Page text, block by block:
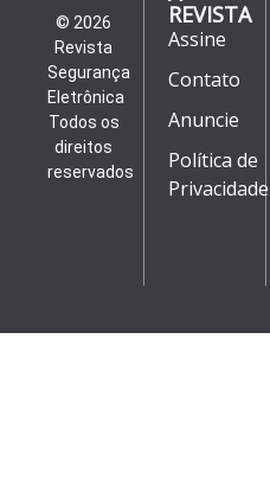
© 2026
Revista
Segurança
Eletrônica
Todos os
direitos
reservados
REVISTA
Assine
Contato
Anuncie
Política de
Privacidade